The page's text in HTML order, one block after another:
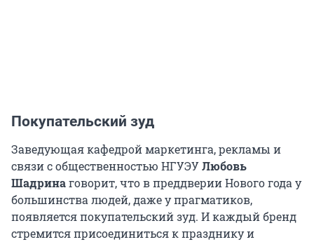
Покупательский зуд
Заведующая кафедрой маркетинга, рекламы и
связи с общественностью НГУЭУЛюбовь
Шадринаговорит, что в преддверии Нового года у
большинства людей, даже у прагматиков,
появляется покупательский зуд. И каждый бренд
стремится присоединиться к празднику и